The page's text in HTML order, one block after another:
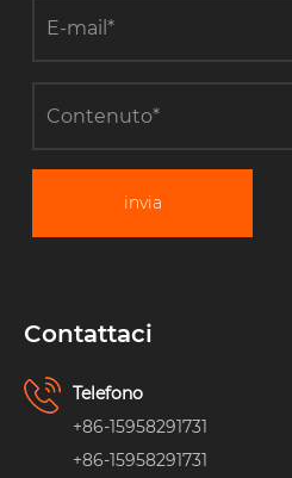
invia
Contattaci
Telefono
+86-15958291731
+86-15958291731